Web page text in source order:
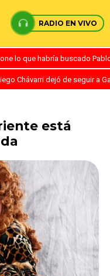
RADIO EN VIVO
lo que habría buscado
Chávarri dejó de seguir a
está